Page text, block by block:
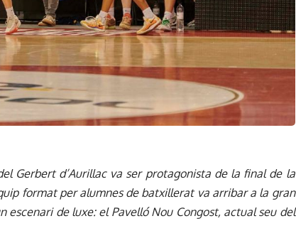
Gerbert d’Aurillac va ser protagonista de la final de la
format per alumnes de batxillerat va arribar a la gran
escenari de luxe: el Pavelló Nou Congost, actual seu del